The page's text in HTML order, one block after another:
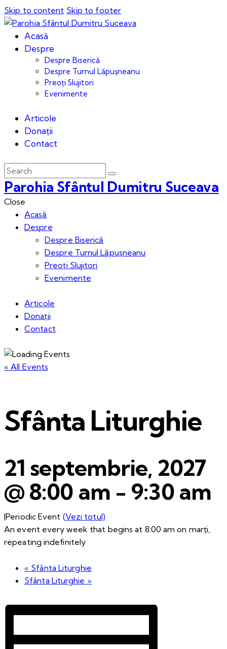
Skip to content Skip to footer
Acasă
Despre
Despre Biserică
Despre Turnul Lăpușneanu
Preoți Slujitori
Evenimente
Articole
Donații
Contact
Parohia Sfântul Dumitru Suceava
Close
Acasă
Despre
Despre Biserică
Despre Turnul Lăpușneanu
Preoți Slujitori
Evenimente
Articole
Donații
Contact
« All Events
Sfânta Liturghie
21 septembrie, 2027
@ 8:00 am - 9:30 am
|Periodic Event (Vezi totul)
An event every week that begins at 8:00 am on marți,
repeating indefinitely
« Sfânta Liturghie
Sfânta Liturghie »